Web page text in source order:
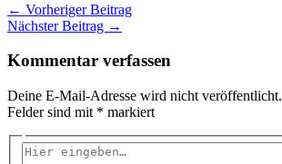
← Vorheriger Beitrag
Nächster Beitrag →
Kommentar verfassen
Deine E-Mail-Adresse wird nicht veröffentlicht.
Felder sind mit * markiert
Hier